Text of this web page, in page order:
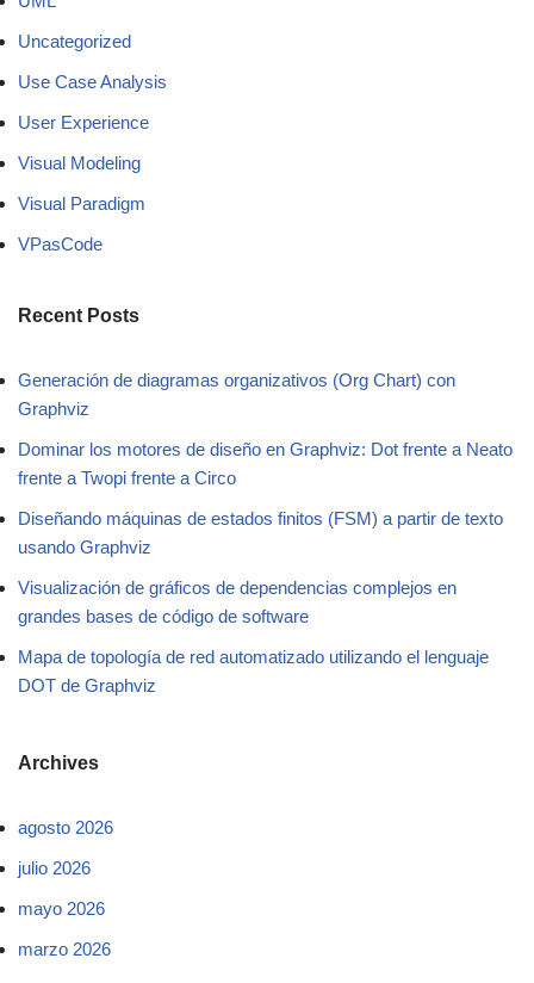
Uncategorized
Use Case Analysis
User Experience
Visual Modeling
Visual Paradigm
VPasCode
Recent Posts
Generación de diagramas organizativos (Org Chart) con
Graphviz
Dominar los motores de diseño en Graphviz: Dot frente a Neato
frente a Twopi frente a Circo
Diseñando máquinas de estados finitos (FSM) a partir de texto
usando Graphviz
Visualización de gráficos de dependencias complejos en
grandes bases de código de software
Mapa de topología de red automatizado utilizando el lenguaje
DOT de Graphviz
Archives
agosto 2026
julio 2026
mayo 2026
marzo 2026